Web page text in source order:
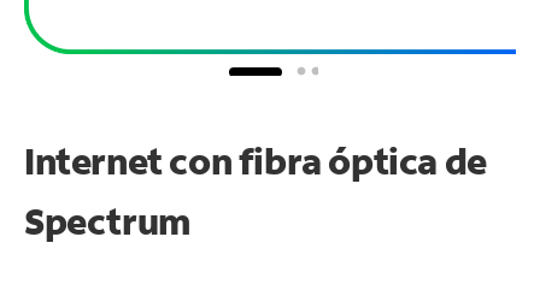
Internet con fibra óptica de
Spectrum